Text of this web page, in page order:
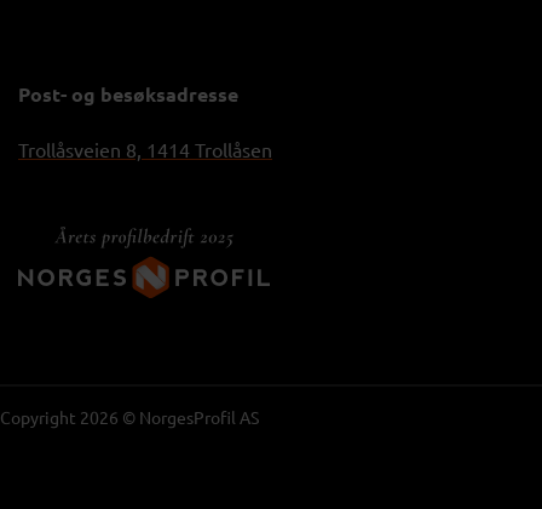
Post- og besøksadresse
Trollåsveien 8, 1414 Trollåsen
Copyright 2026 © NorgesProfil AS